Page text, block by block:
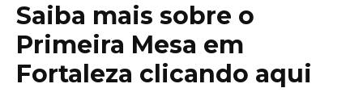
Saiba mais sobre o
Primeira Mesa em
Fortaleza clicando aqui